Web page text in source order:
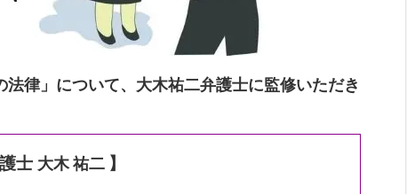
律」について、大木祐二弁護士に監修いただき
士 大木 祐二 】